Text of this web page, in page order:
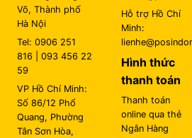
Võ, Thành phố
Hà Nội
Tel: 0906 251
816 | 093 456 22
59
VP Hồ Chí Minh:
Số 86/12 Phổ
Quang, Phường
Tân Sơn Hòa,
Hỗ trợ Hồ Chí
Minh:
Hình thức
thanh toán
Thanh toán
online qua thẻ
Ngân Hàng